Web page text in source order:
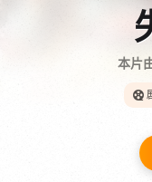
本片